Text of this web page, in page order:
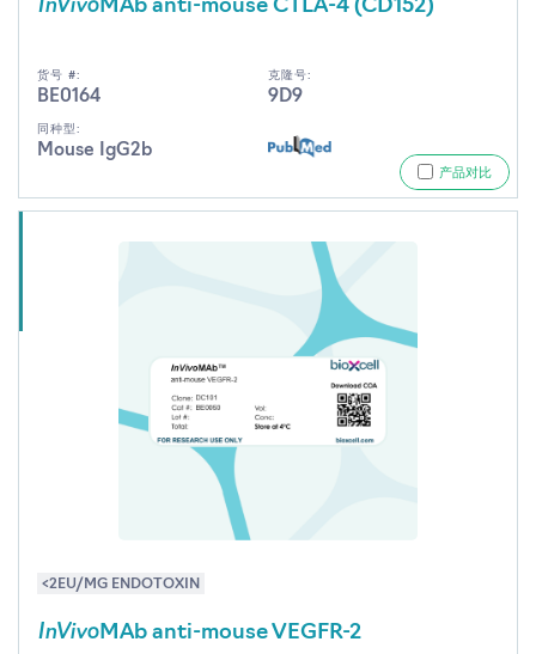
MAb anti-mouse CTLA-4 (CD152)
货号 #:
BE0164
克隆号:
9D9
同种型:
Mouse IgG2b
产品对比
<2EU/MG ENDOTOXIN
InVivoMAb anti-mouse VEGFR-2